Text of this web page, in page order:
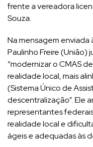
frente a vereadora
Souza.
Na mensagem enviada
Paulinho Freire (União)
“modernizar o CMAS
realidade local, mais
(Sistema Único de
descentralização”. Ele
representantes
realidade local e
ágeis e adequadas às